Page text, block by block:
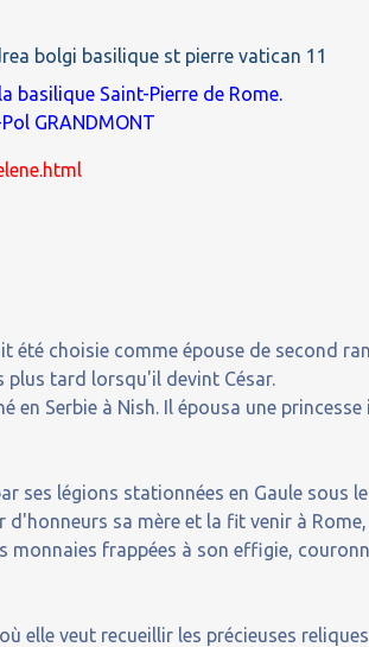
basilique Saint-Pierre de Rome.
GRANDMONT
été choisie comme épouse de second
plus tard lorsqu'il devint César.
en Serbie à Nish. Il épousa une princesse
ses légions stationnées en Gaule sous
d'honneurs sa mère et la fit venir à
frappées à son effigie,
elle veut recueillir les précieuses